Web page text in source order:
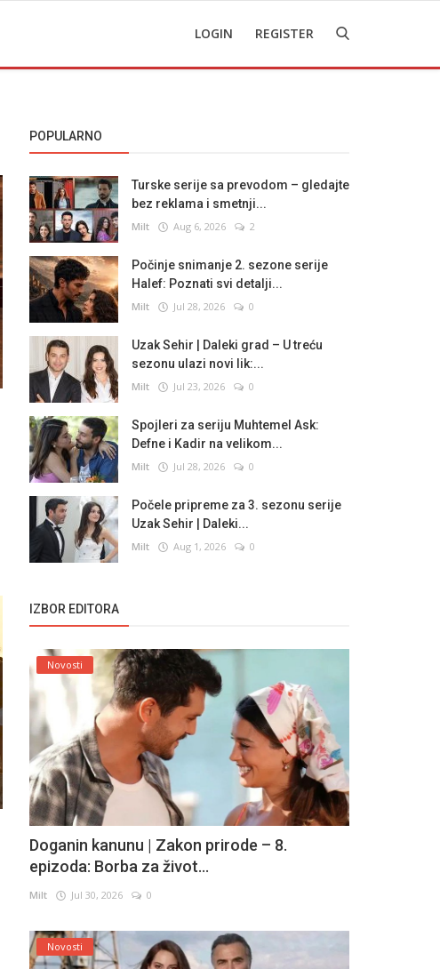
LOGIN REGISTER
POPULARNO
Turske serije sa prevodom – gledajte
bez reklama i smetnji...
Milt Aug 6, 2026 2
Počinje snimanje 2. sezone serije
Halef: Poznati svi detalji...
Milt Jul 28, 2026 0
Uzak Sehir | Daleki grad – U treću
sezonu ulazi novi lik:...
Milt Jul 23, 2026 0
Spojleri za seriju Muhtemel Ask:
Defne i Kadir na velikom...
Milt Jul 28, 2026 0
Počele pripreme za 3. sezonu serije
Uzak Sehir | Daleki...
Milt Aug 1, 2026 0
IZBOR EDITORA
Novosti
Doganin kanunu | Zakon prirode – 8.
epizoda: Borba za život...
Milt Jul 30, 2026 0
Novosti